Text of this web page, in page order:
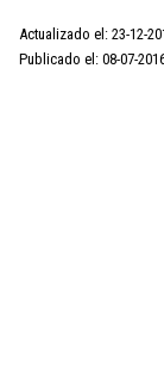
Actualizado el: 23-12-
Publicado el: 08-07-